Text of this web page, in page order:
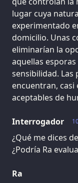
lugar cuya
experimentado
domicilio. Unas
eliminarían la
aquellas
sensibilidad.
encuentran, casi
aceptables de
Interrogador
¿Qué me dices
¿Podría Ra
Ra